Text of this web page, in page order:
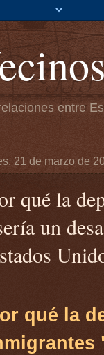
entre
21 de marzo de
qué la
un
qué la